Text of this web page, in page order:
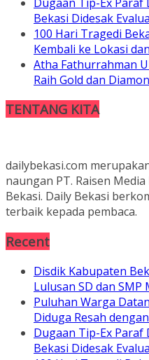
Bekasi Didesak
100 Hari Tragedi
Kembali ke Lokasi
Atha Fathurrahman
Raih Gold dan
TENTANG KITA
dailybekasi.com
naungan PT. Raisen
Bekasi. Daily Bekasi
terbaik kepada pembaca.
Recent
Disdik Kabupaten
Lulusan SD dan
Puluhan Warga
Diduga Resah
Dugaan Tip-Ex Paraf
Bekasi Didesak